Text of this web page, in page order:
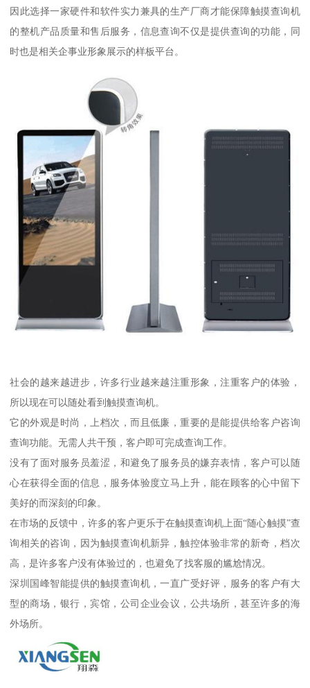
因此选择一家硬件和软件实力兼具的生产厂商才能保障触摸查询机
的整机产品质量和售后服务，信息查询不仅是提供查询的功能，同
时也是相关企事业形象展示的样板平台。
社会的越来越进步，许多行业越来越注重形象，注重客户的体验，
所以现在可以随处看到触摸查询机。
它的外观是时尚，上档次，而且低廉，重要的是能提供给客户咨询
查询功能。无需人共干预，客户即可完成查询工作。
没有了面对服务员羞涩，和避免了服务员的嫌弃表情，客户可以随
心在获得全面的信息，服务体验度立马上升，能在顾客的心中留下
美好的而深刻的印象。
在市场的反馈中，许多的客户更乐于在触摸查询机上面“随心触摸”查
询相关的咨询，因为触摸查询机新异，触控体验非常的新奇，档次
高，是许多客户没有体验过的，也避免了找客服的尴尬情况。
深圳国峰智能提供的触摸查询机，一直广受好评，服务的客户有大
型的商场，银行，宾馆，公司企业会议，公共场所，甚至许多的海
外场所。